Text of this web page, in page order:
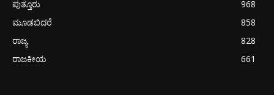
ಪುತ್ತೂರು
968
ಮೂಡಬಿದರೆ
858
ರಾಜ್ಯ
828
ರಾಜಕೀಯ
661